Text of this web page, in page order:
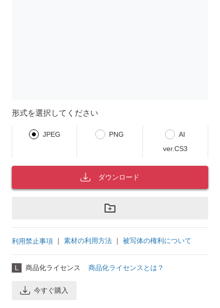
形式を選択してください
JPEG PNG
AI
ver.CS3
ダウンロード
利用禁止事項 ｜ 素材の利用方法 ｜ 被写体の権利について
L 商品化ライセンス 商品化ライセンスとは？
今すぐ購入